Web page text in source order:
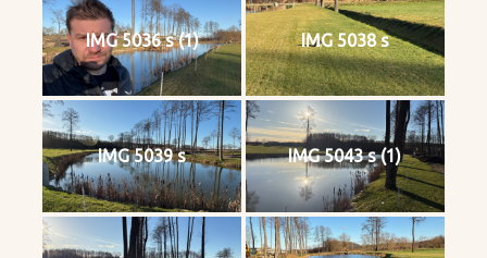
IMG 5036 s (1) IMG 5038 s
IMG 5039 s IMG 5043 s (1)